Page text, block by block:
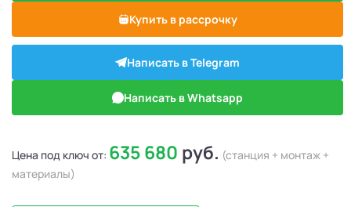
Купить в рассрочку
Написать в Telegram
Написать в Whatsapp
Цена под ключ от: 635 680 руб. (станция + монтаж +
материалы)